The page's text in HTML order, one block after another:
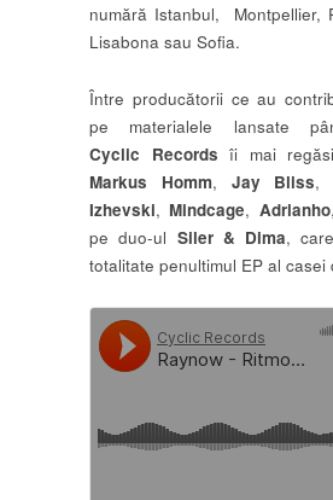
numără Istanbul, Montpellier,
Lisabona sau Sofia.
Între producătorii ce au
pe materialele lansate
Cyclic Records îi mai
Markus Homm, Jay Bliss
Izhevski, Mindcage, Adrianho
pe duo-ul Siler & Dima,
totalitate penultimul EP al casei